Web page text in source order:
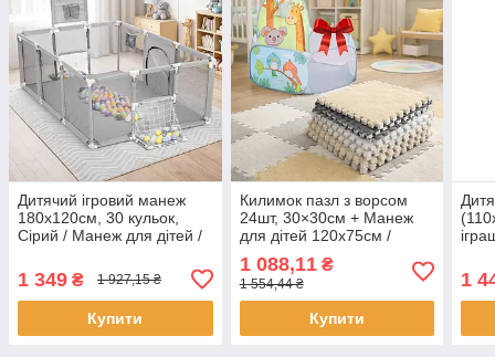
Дитячий ігровий манеж
180х120см, 30 кульок,
Сірий / Манеж для дітей /
з баскетбольним кільцем
1 349 ₴ 1 927,15 ₴
Купити
Килимок пазл з ворсом
24шт, 30×30см + Манеж
для дітей 120х75см /
плюшевий / Килимок
пазли
1 088,11₴
1 554,44 ₴
Купити
1